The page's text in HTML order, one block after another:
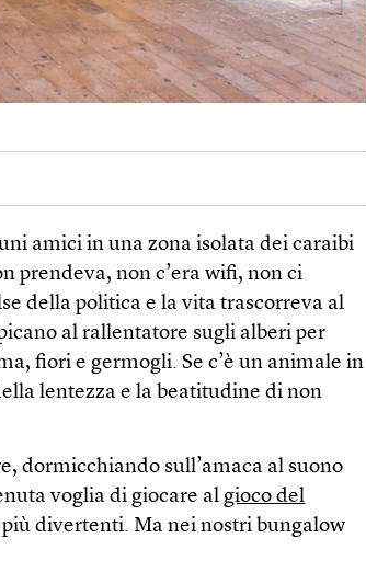
amici in una zona isolata dei caraibi
prendeva, non c’era wifi, non ci
della politica e la vita trascorreva al
al rallentatore sugli alberi per
fiori e germogli. Se c’è un animale in
lentezza e la beatitudine di non
dormicchiando sull’amaca al suono
voglia di giocare al gioco del
divertenti. Ma nei nostri bungalow